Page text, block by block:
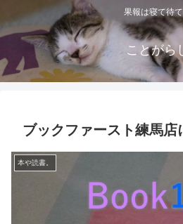
果報は寝て待て
ことがら
ブックファースト練馬店
本や読書。